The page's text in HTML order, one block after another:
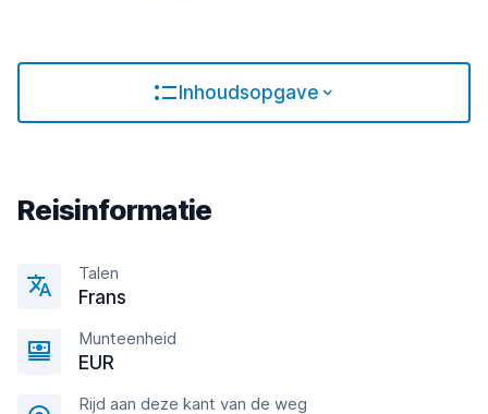
Inhoudsopgave
Reisinformatie
Talen
Frans
Munteenheid
EUR
Rijd aan deze kant van de weg